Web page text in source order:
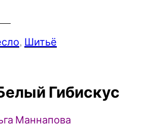
, Шитьё
Гибискус
Маннапова